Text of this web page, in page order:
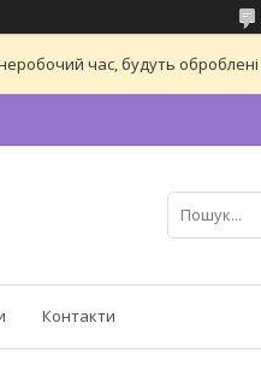
час, будуть
Контакти